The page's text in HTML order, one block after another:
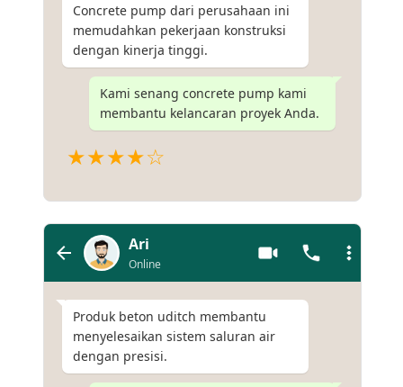
Concrete pump dari perusahaan ini
memudahkan pekerjaan konstruksi
dengan kinerja tinggi.
Kami senang concrete pump kami
membantu kelancaran proyek Anda.
★★★★☆
Ari
Online
Produk beton uditch membantu
menyelesaikan sistem saluran air
dengan presisi.